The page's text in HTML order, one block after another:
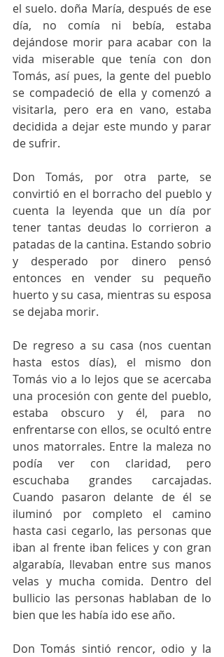
el suelo. doña María, después de ese
día, no comía ni bebía, estaba
dejándose morir para acabar con la
vida miserable que tenía con don
Tomás, así pues, la gente del pueblo
se compadeció de ella y comenzó a
visitarla, pero era en vano, estaba
decidida a dejar este mundo y parar
de sufrir.
Don Tomás, por otra parte, se
convirtió en el borracho del pueblo y
cuenta la leyenda que un día por
tener tantas deudas lo corrieron a
patadas de la cantina. Estando sobrio
y desperado por dinero pensó
entonces en vender su pequeño
huerto y su casa, mientras su esposa
se dejaba morir.
De regreso a su casa (nos cuentan
hasta estos días), el mismo don
Tomás vio a lo lejos que se acercaba
una procesión con gente del pueblo,
estaba obscuro y él, para no
enfrentarse con ellos, se ocultó entre
unos matorrales. Entre la maleza no
podía ver con claridad, pero
escuchaba grandes carcajadas.
Cuando pasaron delante de él se
iluminó por completo el camino
hasta casi cegarlo, las personas que
iban al frente iban felices y con gran
algarabía, llevaban entre sus manos
velas y mucha comida. Dentro del
bullicio las personas hablaban de lo
bien que les había ido ese año.
Don Tomás sintió rencor, odio y la